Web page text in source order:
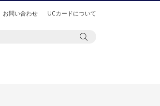
お問い合わせ UCカードについて